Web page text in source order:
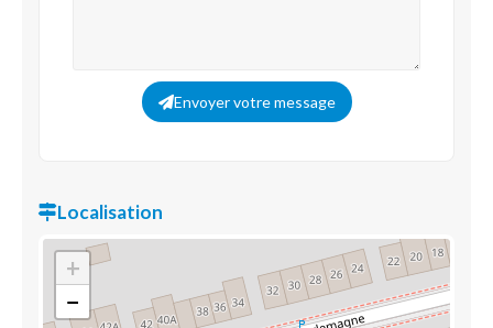
Envoyer votre message
Localisation
+
−